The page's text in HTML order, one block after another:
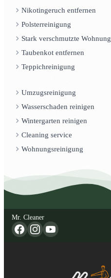
Nikotingeruch entfernen
Polsterreinigung
Stark verschmutzte Wohnung
Taubenkot entfernen
Teppichreinigung
Umzugsreinigung
Wasserschaden reinigen
Wintergarten reinigen
Cleaning service
Wohnungsreinigung
Mr. Cleaner